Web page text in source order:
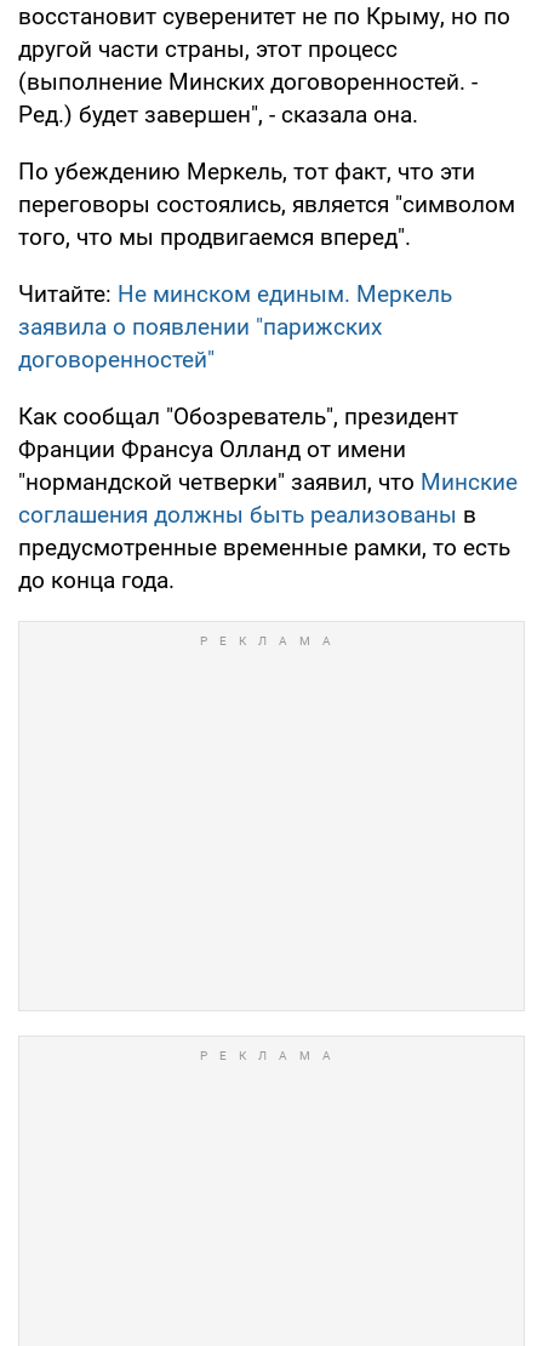
восстановит суверенитет не по Крыму, но по
другой части страны, этот процесс
(выполнение Минских договоренностей. -
Ред.) будет завершен", - сказала она.
По убеждению Меркель, тот факт, что эти
переговоры состоялись, является "символом
того, что мы продвигаемся вперед".
Читайте: Не минском единым. Меркель
заявила о появлении "парижских
договоренностей"
Как сообщал "Обозреватель", президент
Франции Франсуа Олланд от имени
"нормандской четверки" заявил, что Минские
соглашения должны быть реализованы в
предусмотренные временные рамки, то есть
до конца года.